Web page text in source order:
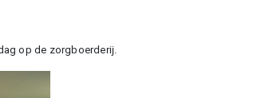
op de zorgboerderij.